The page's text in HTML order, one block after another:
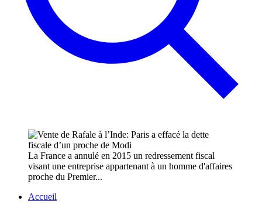
La France a annulé en 2015 un redressement fiscal
visant une entreprise appartenant à un homme d'affaires
proche du Premier...
Accueil